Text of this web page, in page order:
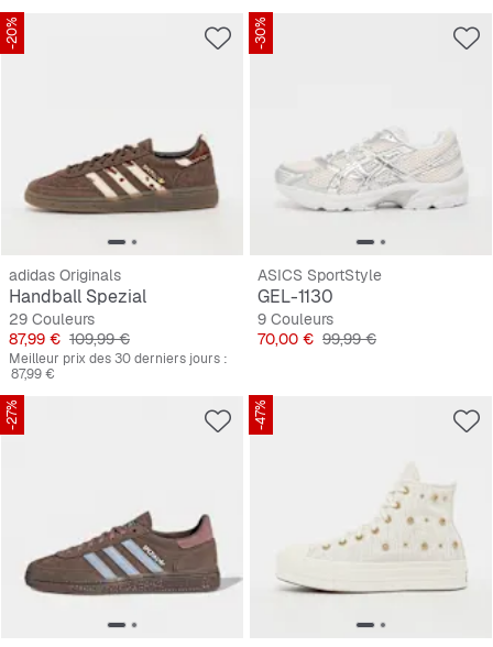
-20%
adidas Originals
Handball Spezial
29 Couleurs
Prix
87,99 € Prix original
109,99 €
Meilleur prix des 30 derniers jours :
87,99 €
-30%
ASICS SportStyle
GEL-1130
9 Couleurs
Prix
70,00 € Prix original
99,99 €
-27% -47%